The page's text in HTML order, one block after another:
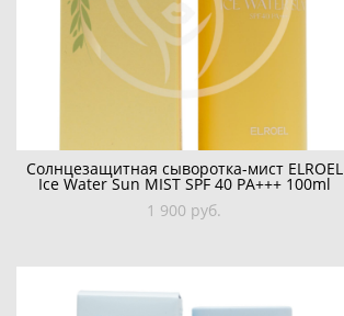
Солнцезащитная сыворотка-мист ELROEL
Ice Water Sun MIST SPF 40 PA+++ 100ml
1 900 pуб.